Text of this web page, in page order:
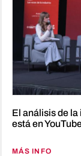
El análisis de
está en
MÁS INFO